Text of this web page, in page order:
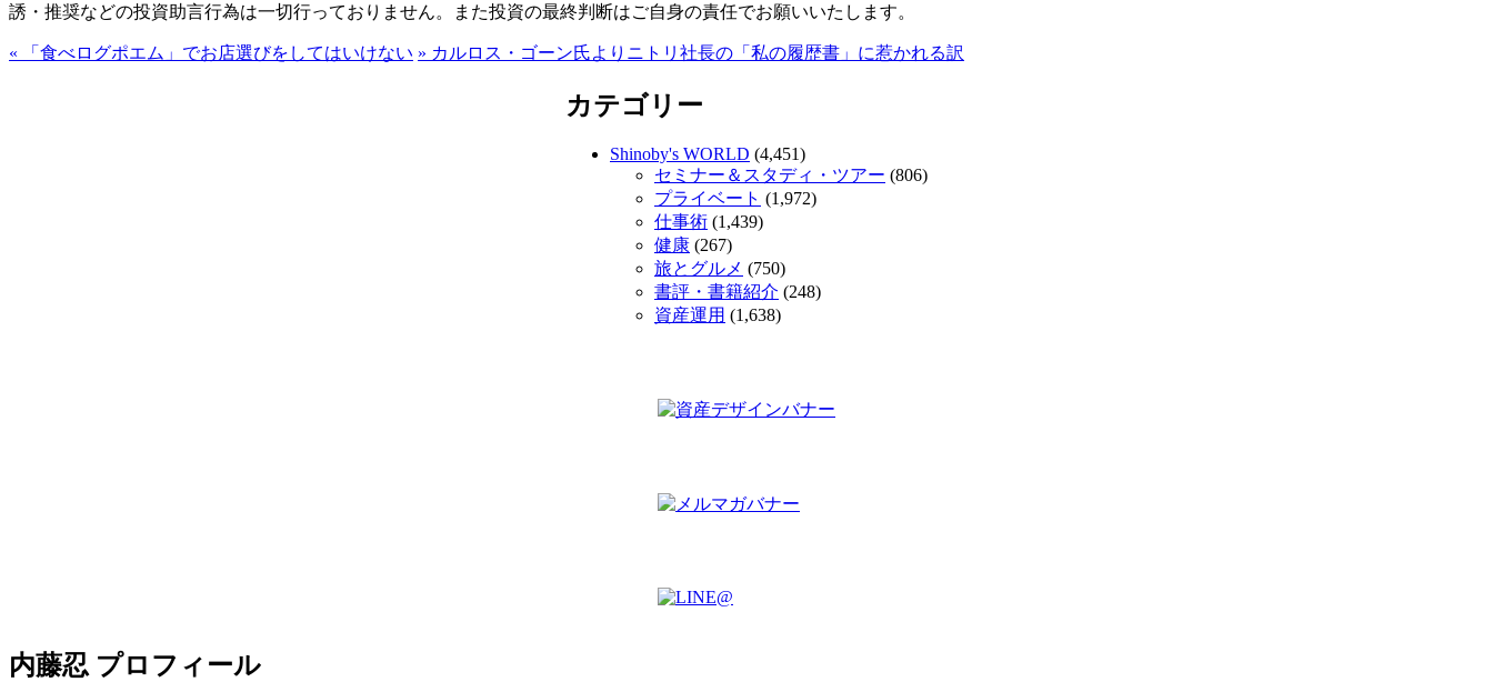
誘・推奨などの投資助言行為は一切行っておりません。また投資の最終判断はご自身の責任でお願いいたします。
« 「食べログポエム」でお店選びをしてはいけない » カルロス・ゴーン氏よりニトリ社長の「私の履歴書」に惹かれる訳
カテゴリー
Shinoby's WORLD (4,451)
セミナー＆スタディ・ツアー (806)
プライベート (1,972)
仕事術 (1,439)
健康 (267)
旅とグルメ (750)
書評・書籍紹介 (248)
資産運用 (1,638)
内藤忍 プロフィール